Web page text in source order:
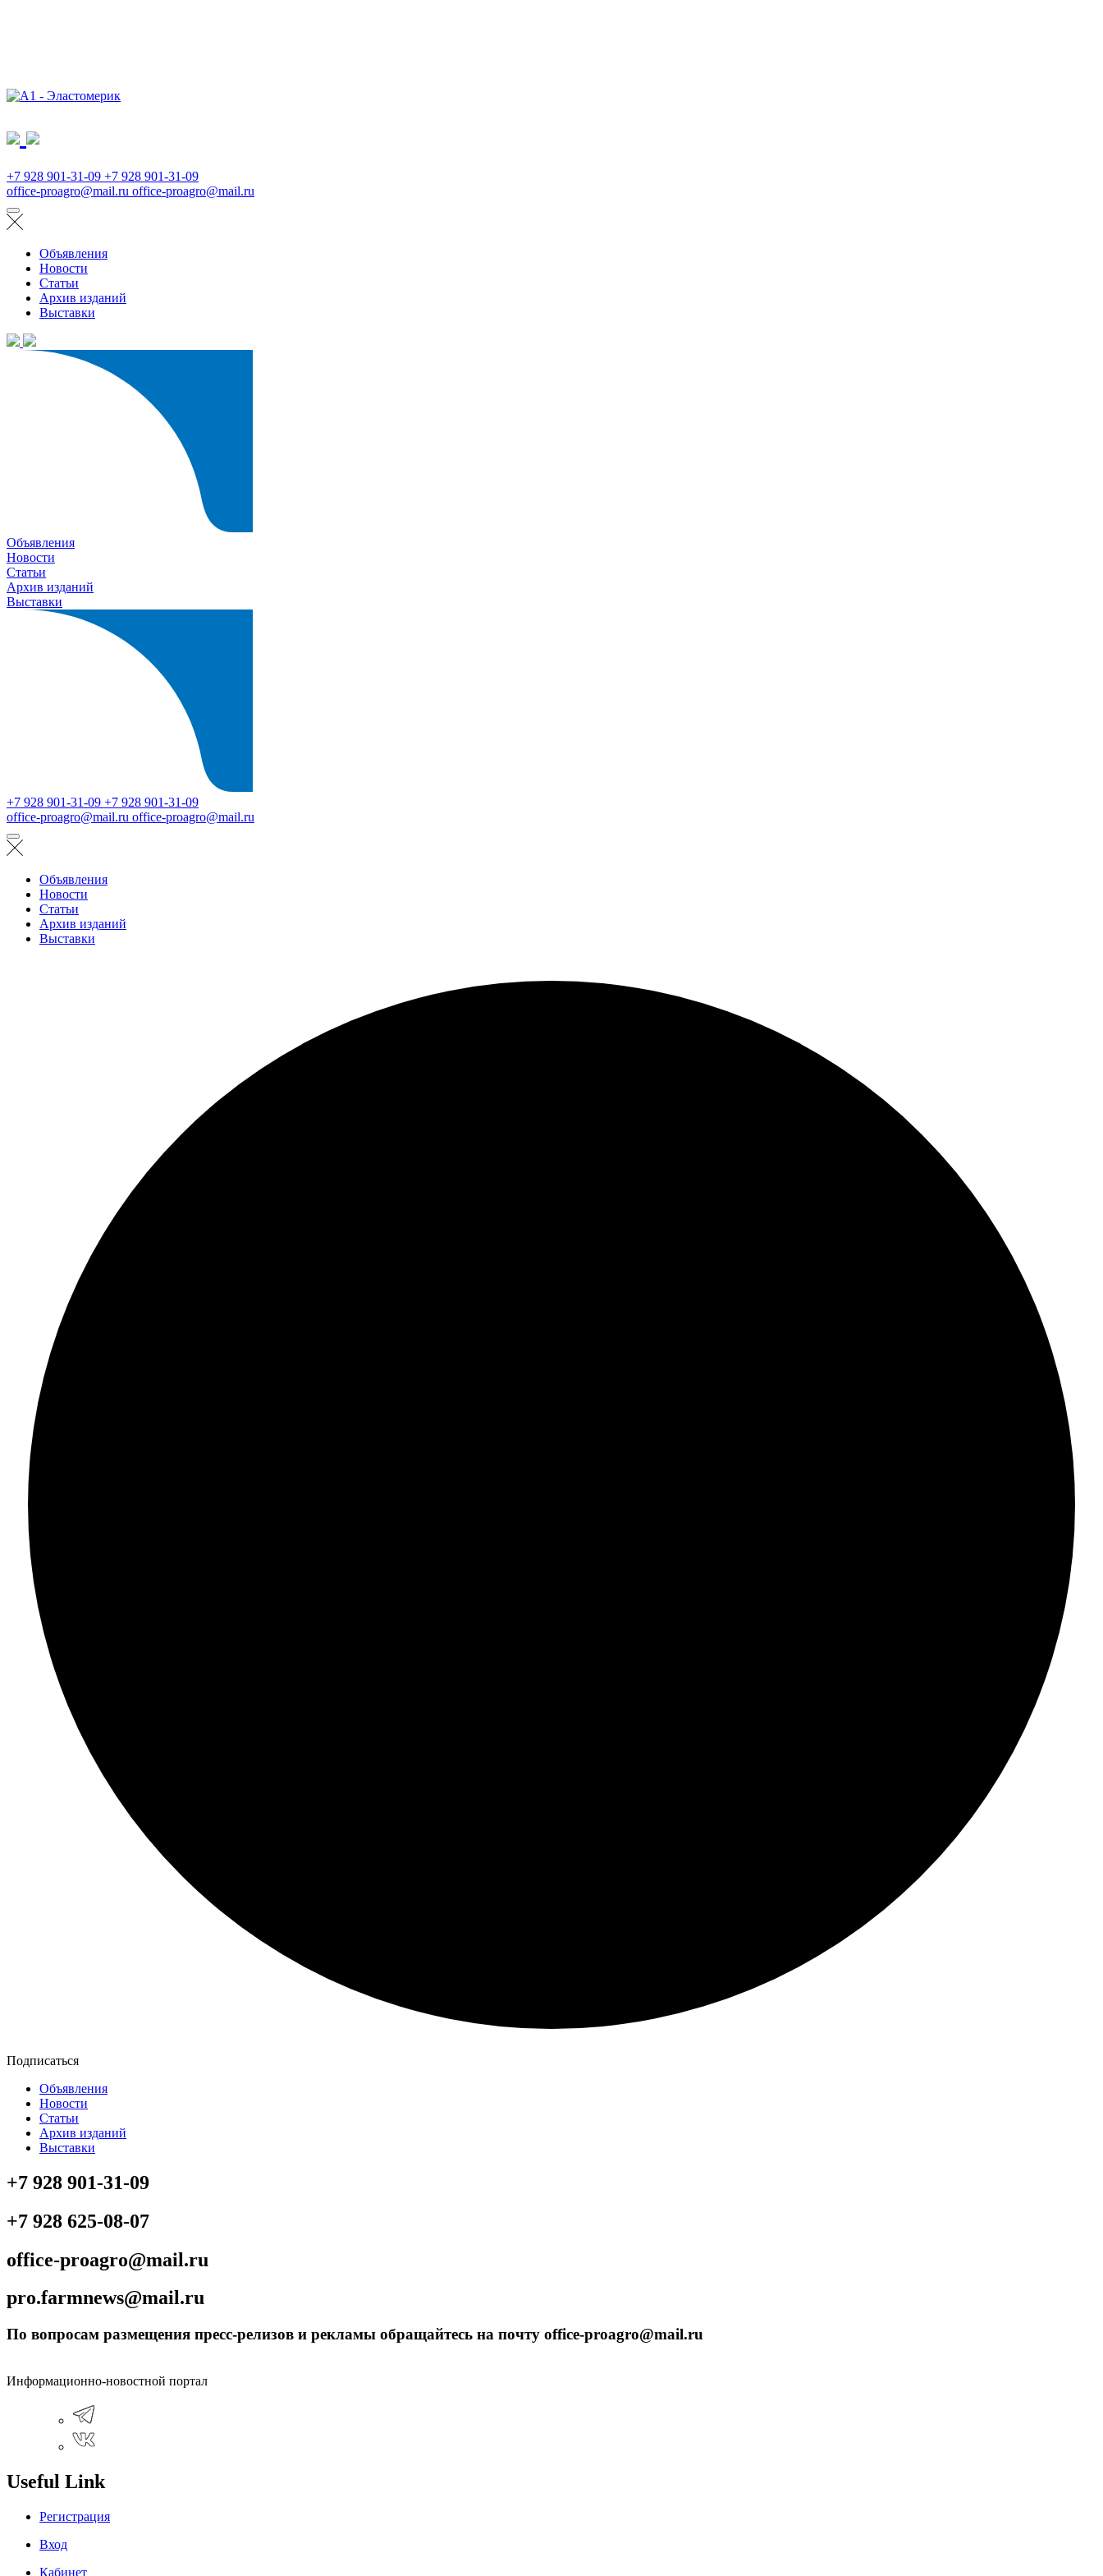
+7 928 901-31-09 +7 928 901-31-09
office-proagro@mail.ru office-proagro@mail.ru
Объявления
Новости
Статьи
Архив изданий
Выставки
Объявления
Новости
Статьи
Архив изданий
Выставки
+7 928 901-31-09 +7 928 901-31-09
office-proagro@mail.ru office-proagro@mail.ru
Объявления
Новости
Статьи
Архив изданий
Выставки
Подписаться
Объявления
Новости
Статьи
Архив изданий
Выставки
+7 928 901-31-09
+7 928 625-08-07
office-proagro@mail.ru
pro.farmnews@mail.ru
По вопросам размещения пресс-релизов и рекламы обращайтесь на почту office-proagro@mail.ru
Информационно-новостной портал
Useful Link
Регистрация
Вход
Кабинет